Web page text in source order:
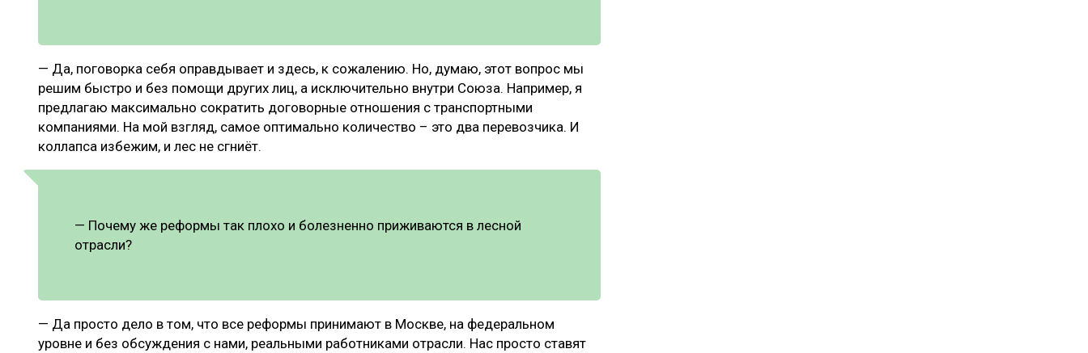
— Да, поговорка себя оправдывает и здесь, к сожалению. Но, думаю, этот вопрос мы
решим быстро и без помощи других лиц, а исключительно внутри Союза. Например, я
предлагаю максимально сократить договорные отношения с транспортными
компаниями. На мой взгляд, самое оптимально количество – это два перевозчика. И
коллапса избежим, и лес не сгниёт.
— Почему же реформы так плохо и болезненно приживаются в лесной
отрасли?
— Да просто дело в том, что все реформы принимают в Москве, на федеральном
уровне и без обсуждения с нами, реальными работниками отрасли. Нас просто ставят